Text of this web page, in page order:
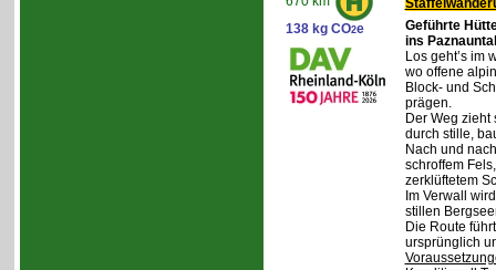
138 kg CO2e
Geführte
ins Paznauntal
Los geht’s im
wo offene
Block- und
prägen.
Der Weg
durch stille,
Nach und
schroffem
zerklüftetem
Im Verwall
stillen
Die Route
ursprünglich